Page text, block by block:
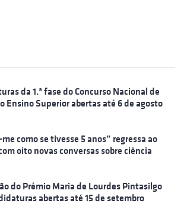
da 1.ª fase do Concurso Nacional de
Ensino Superior abertas até 6 de agosto
como se tivesse 5 anos” regressa ao
oito novas conversas sobre ciência
do Prémio Maria de Lourdes Pintasilgo
abertas até 15 de setembro